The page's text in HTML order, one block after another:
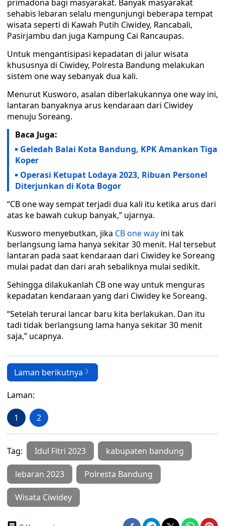
primadona bagi masyarakat. Banyak masyarakat
sehabis lebaran selalu mengunjungi beberapa tempat
wisata seperti di Kawah Putih Ciwidey, Rancabali,
Pasirjambu dan juga Kampung Cai Rancaupas.
Untuk mengantisipasi kepadatan di jalur wisata
khususnya di Ciwidey, Polresta Bandung melakukan
sistem one way sebanyak dua kali.
Menurut Kusworo, asalan diberlakukannya one way ini,
lantaran banyaknya arus kendaraan dari Ciwidey
menuju Soreang.
Baca Juga:
Geledah Balai Kota Bandung, KPK Amankan Tiga
Koper
Operasi Ketupat Lodaya 2023, Ribuan Personel
Diterjunkan di Kota Bogor
“CB one way sempat terjadi dua kali itu ketika arus dari
atas ke bawah cukup banyak,” ujarnya.
Kusworo menyebutkan, jika CB one way ini tak
berlangsung lama hanya sekitar 30 menit. Hal tersebut
lantaran pada saat kendaraan dari Ciwidey ke Soreang
mulai padat dan dari arah sebaliknya mulai sedikit.
Sehingga dilakukanlah CB one way untuk menguras
kepadatan kendaraan yang dari Ciwidey ke Soreang.
“Setelah terurai lancar baru kita berlakukan. Dan itu
tadi tidak berlangsung lama hanya sekitar 30 menit
saja,” ucapnya.
Laman berikutnya
Laman:
1 2
Tag: Idul Fitri 2023 kabupaten bandung
lebaran 2023 Polresta Bandung
Wisata Ciwidey